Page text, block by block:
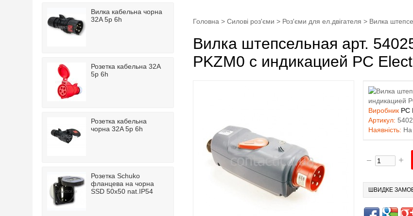
Вилка кабельна чорна
32A 5p 6h
Розетка кабельна 32A
5p 6h
Розетка кабельна
чорна 32A 5p 6h
Розетка Schuko
фланцева на чорна
SSD 50x50 nat.IP54
Головна > Силові роз'єми > Роз'єми для ел.двігателя > Вилка
Вилка штепсельная арт.
PKZM0 с индикацией PC
Виробник PC
Артикул:
Наявність: На
ШВИДКЕ